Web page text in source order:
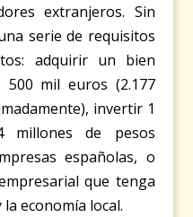
extranjeros. Sin
serie de requisitos
adquirir un bien
mil euros (2.177
invertir 1
millones de pesos
españolas, o
que tenga
economía local.